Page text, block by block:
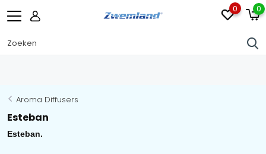
0 0
Aroma Diffusers
Esteban
Esteban.